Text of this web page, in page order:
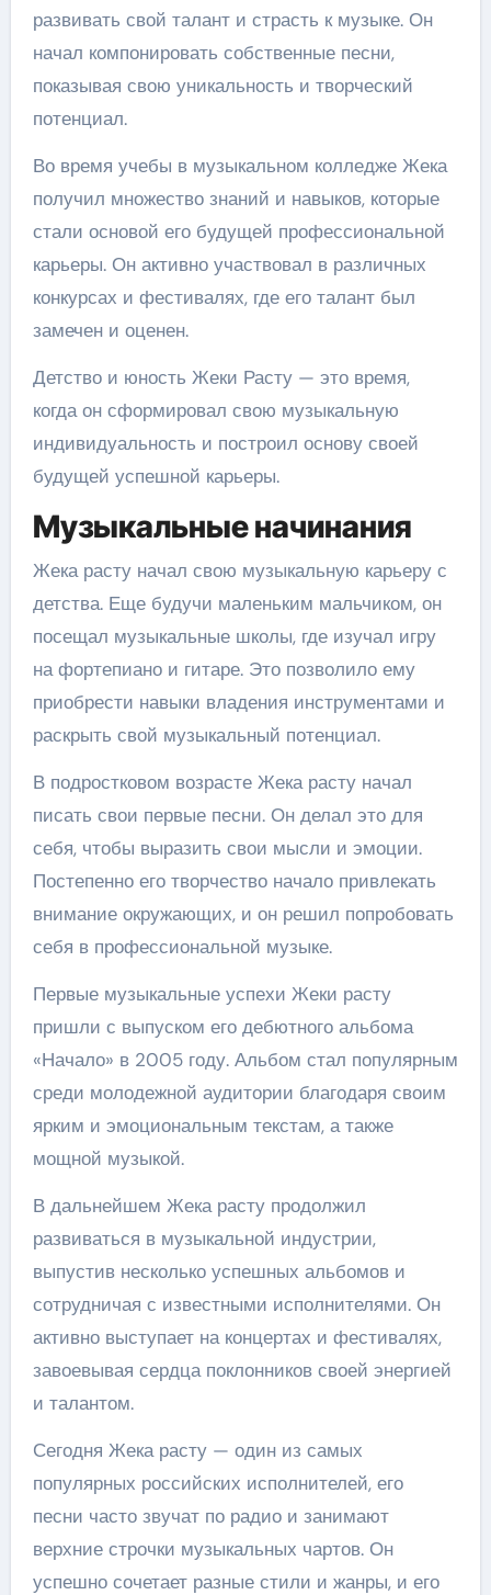
развивать свой талант и страсть к музыке. Он
начал компонировать собственные песни,
показывая свою уникальность и творческий
потенциал.
Во время учебы в музыкальном колледже Жека
получил множество знаний и навыков, которые
стали основой его будущей профессиональной
карьеры. Он активно участвовал в различных
конкурсах и фестивалях, где его талант был
замечен и оценен.
Детство и юность Жеки Расту — это время,
когда он сформировал свою музыкальную
индивидуальность и построил основу своей
будущей успешной карьеры.
Музыкальные начинания
Жека расту начал свою музыкальную карьеру с
детства. Еще будучи маленьким мальчиком, он
посещал музыкальные школы, где изучал игру
на фортепиано и гитаре. Это позволило ему
приобрести навыки владения инструментами и
раскрыть свой музыкальный потенциал.
В подростковом возрасте Жека расту начал
писать свои первые песни. Он делал это для
себя, чтобы выразить свои мысли и эмоции.
Постепенно его творчество начало привлекать
внимание окружающих, и он решил попробовать
себя в профессиональной музыке.
Первые музыкальные успехи Жеки расту
пришли с выпуском его дебютного альбома
«Начало» в 2005 году. Альбом стал популярным
среди молодежной аудитории благодаря своим
ярким и эмоциональным текстам, а также
мощной музыкой.
В дальнейшем Жека расту продолжил
развиваться в музыкальной индустрии,
выпустив несколько успешных альбомов и
сотрудничая с известными исполнителями. Он
активно выступает на концертах и фестивалях,
завоевывая сердца поклонников своей энергией
и талантом.
Сегодня Жека расту — один из самых
популярных российских исполнителей, его
песни часто звучат по радио и занимают
верхние строчки музыкальных чартов. Он
успешно сочетает разные стили и жанры, и его